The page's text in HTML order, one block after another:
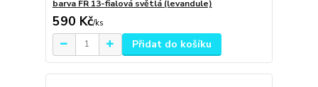
barva FR 13-fialová světlá (levandule)
590 Kč/ks
Přidat do košíku